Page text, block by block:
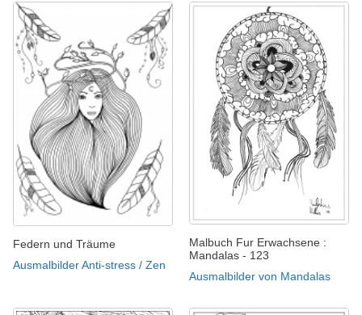
Federn und Träume
Ausmalbilder Anti-stress / Zen
Malbuch Fur Erwachsene :
Mandalas - 123
Ausmalbilder von Mandalas